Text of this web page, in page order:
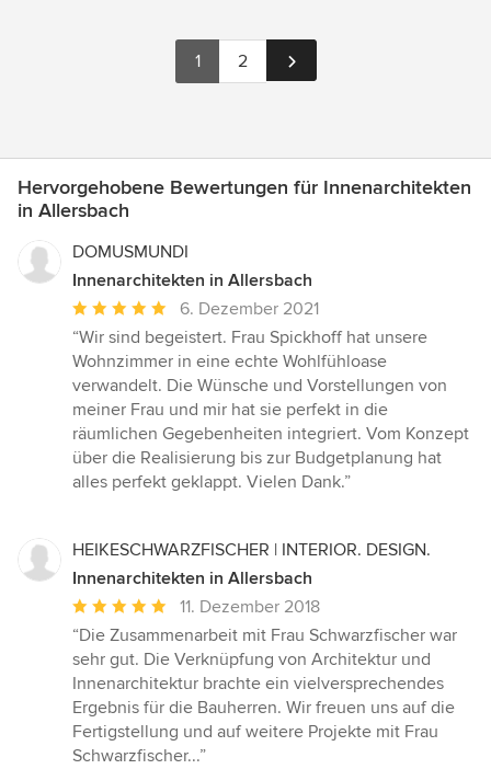
1 2
Hervorgehobene Bewertungen für Innenarchitekten
in Allersbach
DOMUSMUNDI
Innenarchitekten in Allersbach
Durchschnittliche
Bewertung:
5
von
5
Sternen
6. Dezember 2021
“Wir sind begeistert. Frau Spickhoff hat unsere
Wohnzimmer in eine echte Wohlfühloase
verwandelt. Die Wünsche und Vorstellungen von
meiner Frau und mir hat sie perfekt in die
räumlichen Gegebenheiten integriert. Vom Konzept
über die Realisierung bis zur Budgetplanung hat
alles perfekt geklappt. Vielen Dank.”
HEIKESCHWARZFISCHER | INTERIOR. DESIGN.
Innenarchitekten in Allersbach
Durchschnittliche
Bewertung:
5
von
5
Sternen
11. Dezember 2018
“Die Zusammenarbeit mit Frau Schwarzfischer war
sehr gut. Die Verknüpfung von Architektur und
Innenarchitektur brachte ein vielversprechendes
Ergebnis für die Bauherren. Wir freuen uns auf die
Fertigstellung und auf weitere Projekte mit Frau
Schwarzfischer...”